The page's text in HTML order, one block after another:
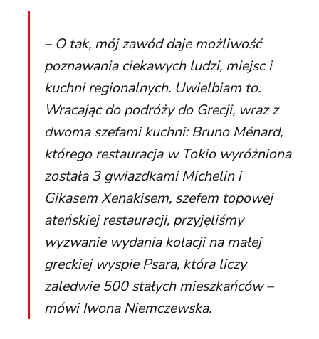
– O tak, mój zawód daje możliwość
poznawania ciekawych ludzi, miejsc i
kuchni regionalnych. Uwielbiam to.
Wracając do podróży do Grecji, wraz z
dwoma szefami kuchni: Bruno Ménard,
którego restauracja w Tokio wyróżniona
została 3 gwiazdkami Michelin i
Gikasem Xenakisem, szefem topowej
ateńskiej restauracji, przyjęliśmy
wyzwanie wydania kolacji na małej
greckiej wyspie Psara, która liczy
zaledwie 500 stałych mieszkańców –
mówi Iwona Niemczewska.